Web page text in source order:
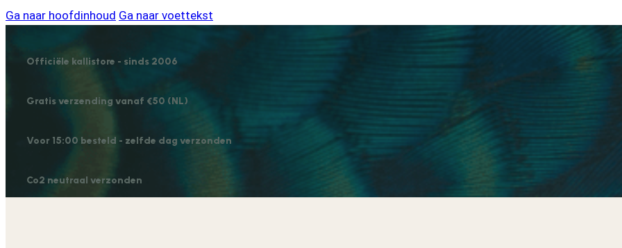
Ga naar hoofdinhoud Ga naar voettekst
Officiële kallistore - sinds 2006
Gratis verzending vanaf €50 (NL)
Voor 15:00 besteld - zelfde dag verzonden
Co2 neutraal verzonden